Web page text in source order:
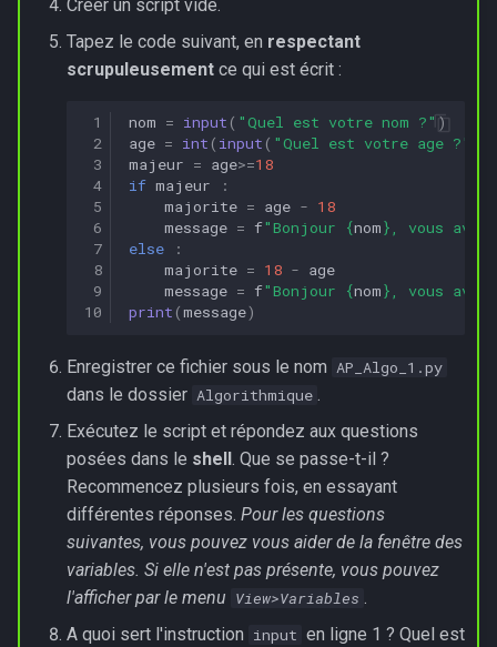
Créer un script vide.
Tapez le code suivant, en respectant
scrupuleusementce qui est écrit :
1
2
3
4
5
6
7
8
9
10
nom = input ( "Quel est votre nom ?" )
age = int ( input ( "Quel est votre age ?"
majeur = age>=18
if majeur
:
majorite = age - 18
message = f"Bonjour {nom}, vous avez
else
:
majorite = 18 - age
message = f"Bonjour {nom}, vous avez
print (message)
Enregistrer ce fichier sous le nom AP_Algo_1.py
dans le dossier Algorithmique
Exécutez le script et répondez aux questions
posées dans le shell. Que se passe-t-il ?
Recommencez plusieurs fois, en essayant
différentes réponses. Pour les questions
suivantes, vous pouvez vous aider de la fenêtre des
variables. Si elle n'est pas présente, vous pouvez
l'afficher par le menu View>Variables
A quoi sert l'instruction input en ligne 1 ? Quel est